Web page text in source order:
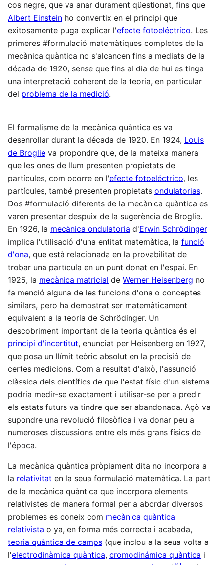
cos negre, que va anar durament qüestionat, fins que
Albert Einstein ho convertix en el principi que
exitosamente puga explicar l'efecte fotoeléctrico. Les
primeres #formulació matemàtiques completes de la
mecànica quàntica no s'alcancen fins a mediats de la
década de 1920, sense que fins al dia de hui es tinga
una interpretació coherent de la teoria, en particular
del problema de la medició.
El formalisme de la mecànica quàntica es va
desenrollar durant la década de 1920. En 1924, Louis
de Broglie va propondre que, de la mateixa manera
que les ones de llum presenten propietats de
partícules, com ocorre en l'efecte fotoeléctrico, les
partícules, també presenten propietats ondulatorias.
Dos #formulació diferents de la mecànica quàntica es
varen presentar despuix de la sugerència de Broglie.
En 1926, la mecànica ondulatoria d'Erwin Schrödinger
implica l'utilisació d'una entitat matemàtica, la funció
d'ona, que està relacionada en la provabilitat de
trobar una partícula en un punt donat en l'espai. En
1925, la mecànica matricial de Werner Heisenberg no
fa menció alguna de les funcions d'ona o conceptes
similars, pero ha demostrat ser matemàticament
equivalent a la teoria de Schrödinger. Un
descobriment important de la teoria quàntica és el
principi d'incertitut, enunciat per Heisenberg en 1927,
que posa un llímit teòric absolut en la precisió de
certes medicions. Com a resultat d'això, l'assunció
clàssica dels científics de que l'estat físic d'un sistema
podria medir-se exactament i utilisar-se per a predir
els estats futurs va tindre que ser abandonada. Açò va
supondre una revolució filosòfica i va donar peu a
numeroses discussions entre els més grans físics de
l'época.
La mecànica quàntica pròpiament dita no incorpora a
la relativitat en la seua formulació matemàtica. La part
de la mecànica quàntica que incorpora elements
relativistes de manera formal per a abordar diversos
problemes es coneix com mecànica quàntica
relativista o ya, en forma més correcta i acabada,
teoria quàntica de camps (que inclou a la seua volta a
l'electrodinàmica quàntica, cromodinámica quàntica i